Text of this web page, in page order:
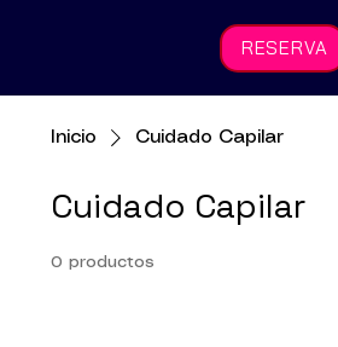
RESERVA
Inicio Cuidado Capilar
Cuidado Capilar
0 productos